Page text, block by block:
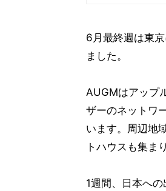
6月最終週は東
ました。
AUGMはアップ
ザーのネットワ
います。周辺地
トハウスも集ま
1週間、日本へ